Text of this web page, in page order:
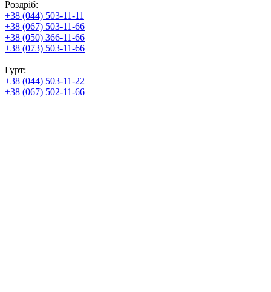
Роздріб:
+38 (044) 503-11-11
+38 (067) 503-11-66
+38 (050) 366-11-66
+38 (073) 503-11-66
Гурт:
+38 (044) 503-11-22
+38 (067) 502-11-66